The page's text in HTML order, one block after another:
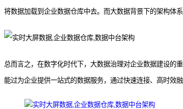
将数据加载到企业数据仓库中去。而大数据背景下的架构体
总而言之，在数字化时代下，大数据治理对企业数据建设的
能过为企业提供一站式的数据服务，通过快速连接、高时效